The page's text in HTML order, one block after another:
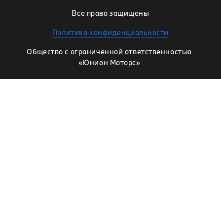
Все права защищены
Политика конфиденциальности
Общество с ограниченной ответственностью
«Юнион Моторс»